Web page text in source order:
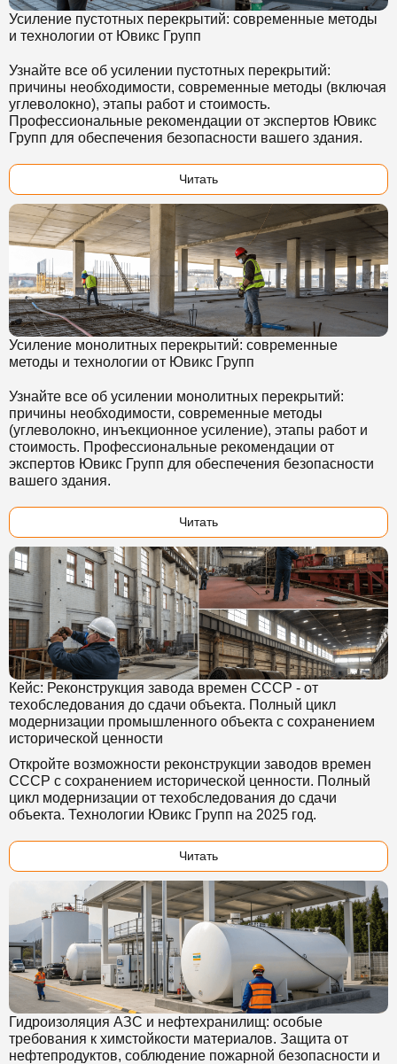
Усиление пустотных перекрытий: современные методы
и технологии от Ювикс Групп
Узнайте все об усилении пустотных перекрытий:
причины необходимости, современные методы (включая
углеволокно), этапы работ и стоимость.
Профессиональные рекомендации от экспертов Ювикс
Групп для обеспечения безопасности вашего здания.
Читать
Усиление монолитных перекрытий: современные
методы и технологии от Ювикс Групп
Узнайте все об усилении монолитных перекрытий:
причины необходимости, современные методы
(углеволокно, инъекционное усиление), этапы работ и
стоимость. Профессиональные рекомендации от
экспертов Ювикс Групп для обеспечения безопасности
вашего здания.
Читать
Кейс: Реконструкция завода времен СССР - от
техобследования до сдачи объекта. Полный цикл
модернизации промышленного объекта с сохранением
исторической ценности
Откройте возможности реконструкции заводов времен
СССР с сохранением исторической ценности. Полный
цикл модернизации от техобследования до сдачи
объекта. Технологии Ювикс Групп на 2025 год.
Читать
Гидроизоляция АЗС и нефтехранилищ: особые
требования к химстойкости материалов. Защита от
нефтепродуктов, соблюдение пожарной безопасности и